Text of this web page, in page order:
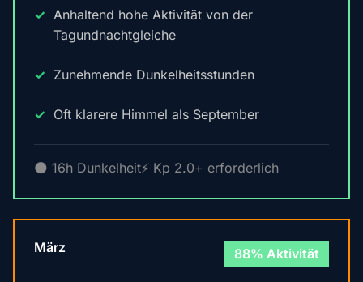
Anhaltend hohe Aktivität von der
Tagundnachtgleiche
Zunehmende Dunkelheitsstunden
Oft klarere Himmel als September
🌑 16h Dunkelheit⚡ Kp 2.0+ erforderlich
März 88% Aktivität